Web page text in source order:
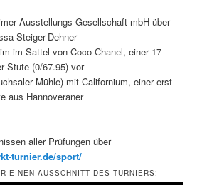
Ausstellungs-Gesellschaft mbH über
Steiger-Dehner
im Sattel von Coco Chanel, einer 17-
Stute (0/67.95) vor
Mühle) mit Californium, einer erst
aus Hannoveraner
aller Prüfungen über
turnier.de/sport/
EINEN AUSSCHNITT DES TURNIERS: